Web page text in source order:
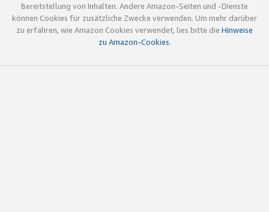
Bereitstellung von Inhalten. Andere Amazon-Seiten und -Dienste
können Cookies für zusätzliche Zwecke verwenden. Um mehr darüber
zu erfahren, wie Amazon Cookies verwendet, lies bitte die Hinweise
zu Amazon-Cookies.